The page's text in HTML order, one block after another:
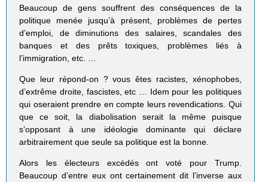
Beaucoup de gens souffrent des conséquences de la
politique menée jusqu’à présent, problèmes de pertes
d’emploi, de diminutions des salaires, scandales des
banques et des prêts toxiques, problèmes liés à
l’immigration, etc. …
Que leur répond-on ? vous êtes racistes, xénophobes,
d’extrême droite, fascistes, etc … Idem pour les politiques
qui oseraient prendre en compte leurs revendications. Qui
que ce soit, la diabolisation serait la même puisque
s’opposant à une idéologie dominante qui déclare
arbitrairement que seule sa politique est la bonne.
Alors les électeurs excédés ont voté pour Trump.
Beaucoup d’entre eux ont certainement dit l’inverse aux